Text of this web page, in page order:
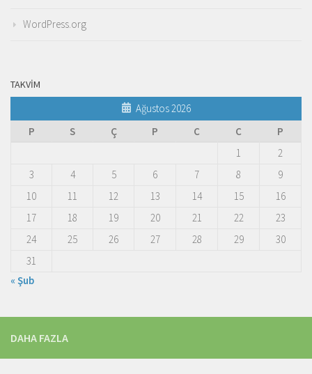
WordPress.org
TAKVIM
Ağustos 2026
P
S Ç P C C
P
1
2
3
4 5 6 7 8
9
10
11 12 13 14 15
16
17
18 19 20 21 22
23
24
25 26 27 28 29
30
31
« Şub
DAHA FAZLA